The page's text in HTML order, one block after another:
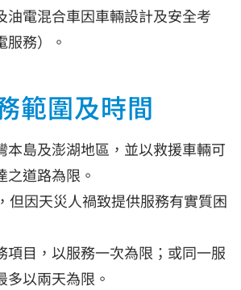
油電混合車因車輛設計及安全考
服務）。
範圍及時間
本島及澎湖地區，並以救援車輛可
之道路為限。
但因天災人禍致提供服務有實質困
項目，以服務一次為限；或同一服
多以兩天為限。